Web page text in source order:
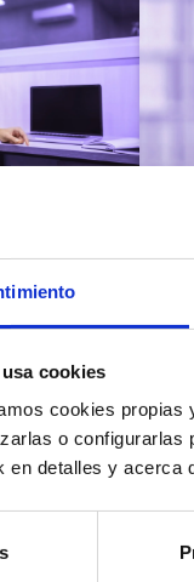
cookies
cookies
o configurarlas
en detalles y acerca
contact